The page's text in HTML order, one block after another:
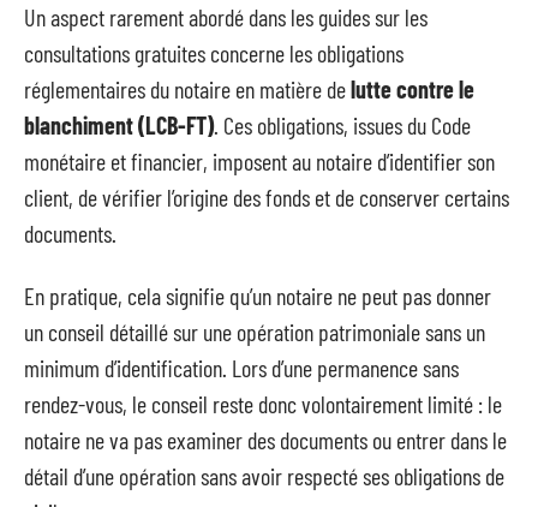
Un aspect rarement abordé dans les guides sur les
consultations gratuites concerne les obligations
réglementaires du notaire en matière delutte contre le
blanchiment (LCB-FT). Ces obligations, issues du Code
monétaire et financier, imposent au notaire d’identifier son
client, de vérifier l’origine des fonds et de conserver certains
documents.
En pratique, cela signifie qu’un notaire ne peut pas donner
un conseil détaillé sur une opération patrimoniale sans un
minimum d’identification. Lors d’une permanence sans
rendez-vous, le conseil reste donc volontairement limité : le
notaire ne va pas examiner des documents ou entrer dans le
détail d’une opération sans avoir respecté ses obligations de